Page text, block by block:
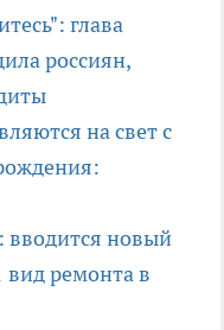
глава
россиян,
на свет с
вводится новый
вид ремонта в